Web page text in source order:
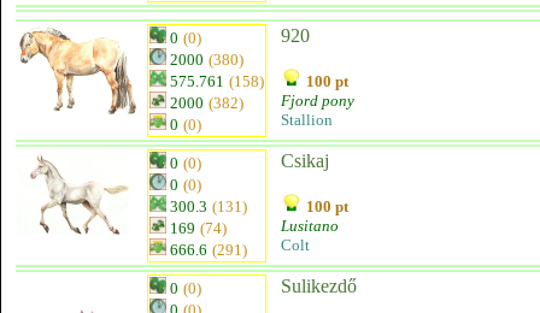
0 (0)
2000 (380)
575.761 (158)
2000 (382)
0 (0)
920
100 pt
Fjord pony
Stallion
0 (0)
0 (0)
300.3 (131)
169 (74)
666.6 (291)
Csikaj
100 pt
Lusitano
Colt
0 (0)
Sulikezdő